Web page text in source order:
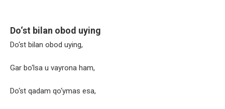
Do‘st bilan obod uying
Do‘st bilan obod uying,
Gar bo‘lsa u vayrona ham,
Do‘st qadam qo‘ymas esa,